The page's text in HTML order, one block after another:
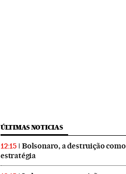
ÚLTIMAS NOTICIAS
12:15
Bolsonaro, a destruição como
estratégia